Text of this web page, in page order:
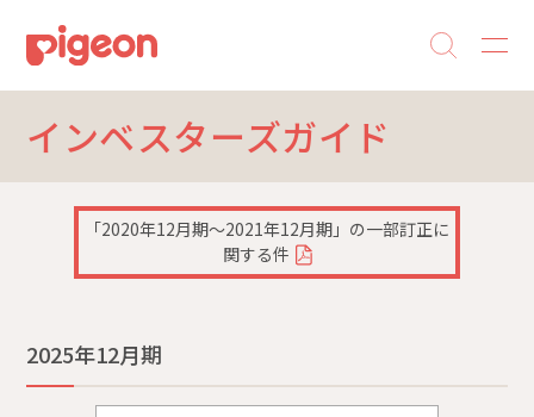
インベスターズガイド
「2020年12月期～2021年12月期」の一部訂正に
関する件
2025年12月期